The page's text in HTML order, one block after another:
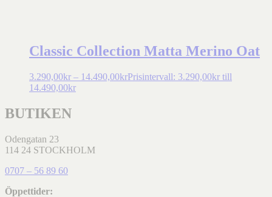
Classic Collection Matta Merino Oat
3.290,00kr – 14.490,00krPrisintervall: 3.290,00kr till
14.490,00kr
BUTIKEN
Odengatan 23
114 24 STOCKHOLM
0707 – 56 89 60
Öppettider: